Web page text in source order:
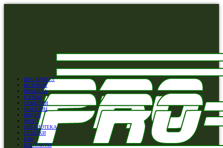
ПРО КРОКЕТ
ИСТОРИЯ
ПРАВИЛА
КЛУБЫ
СОБЫТИЯ
МАГАЗИН
ВИДЕО
ФОТО
БИБЛИОТЕКА
ССЫЛКИ
FAQ
КОНТАКТЫ